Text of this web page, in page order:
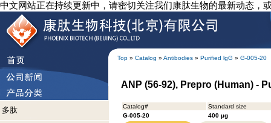
中文网站正在持续更新中，请密切关注我们康肽生物的最新动态，
Top » Catalog » Antibodies » Purified lgG » G-005-20
多肽
ANP (56-92), Prepro (Human) -
Catalog#
Standard size
G-005-20
400 µg